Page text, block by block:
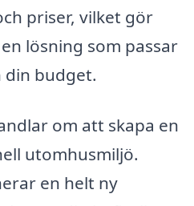
priser, vilket gör
lösning som passar
din budget.
om att skapa en
utomhusmiljö.
en helt ny